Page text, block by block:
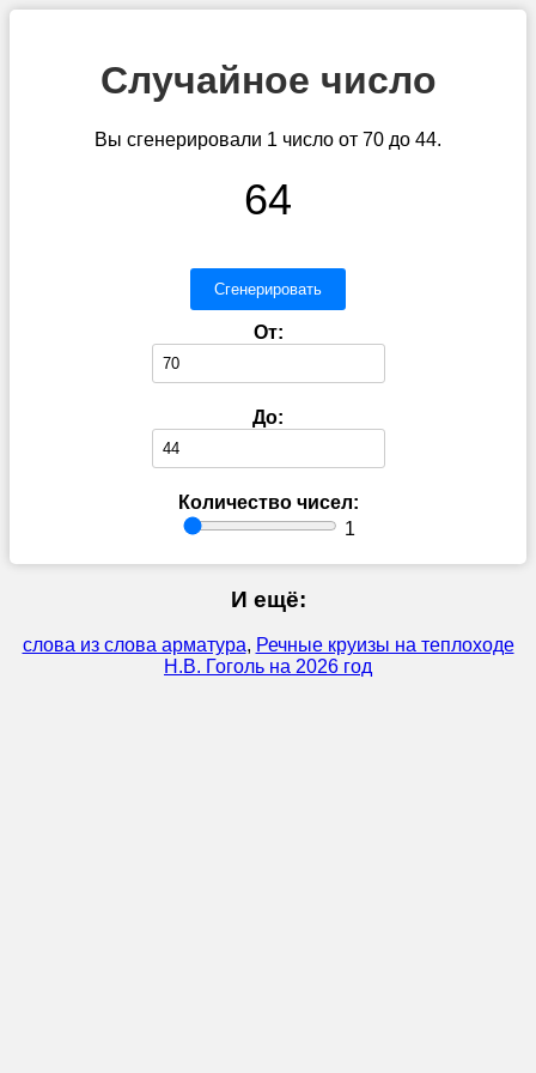
Случайное число
Вы сгенерировали 1 число от 70 до 44.
64
Сгенерировать
От:
До:
Количество чисел:
1
И ещё:
слова из слова арматура, Речные круизы на теплоходе
Н.В. Гоголь на 2026 год